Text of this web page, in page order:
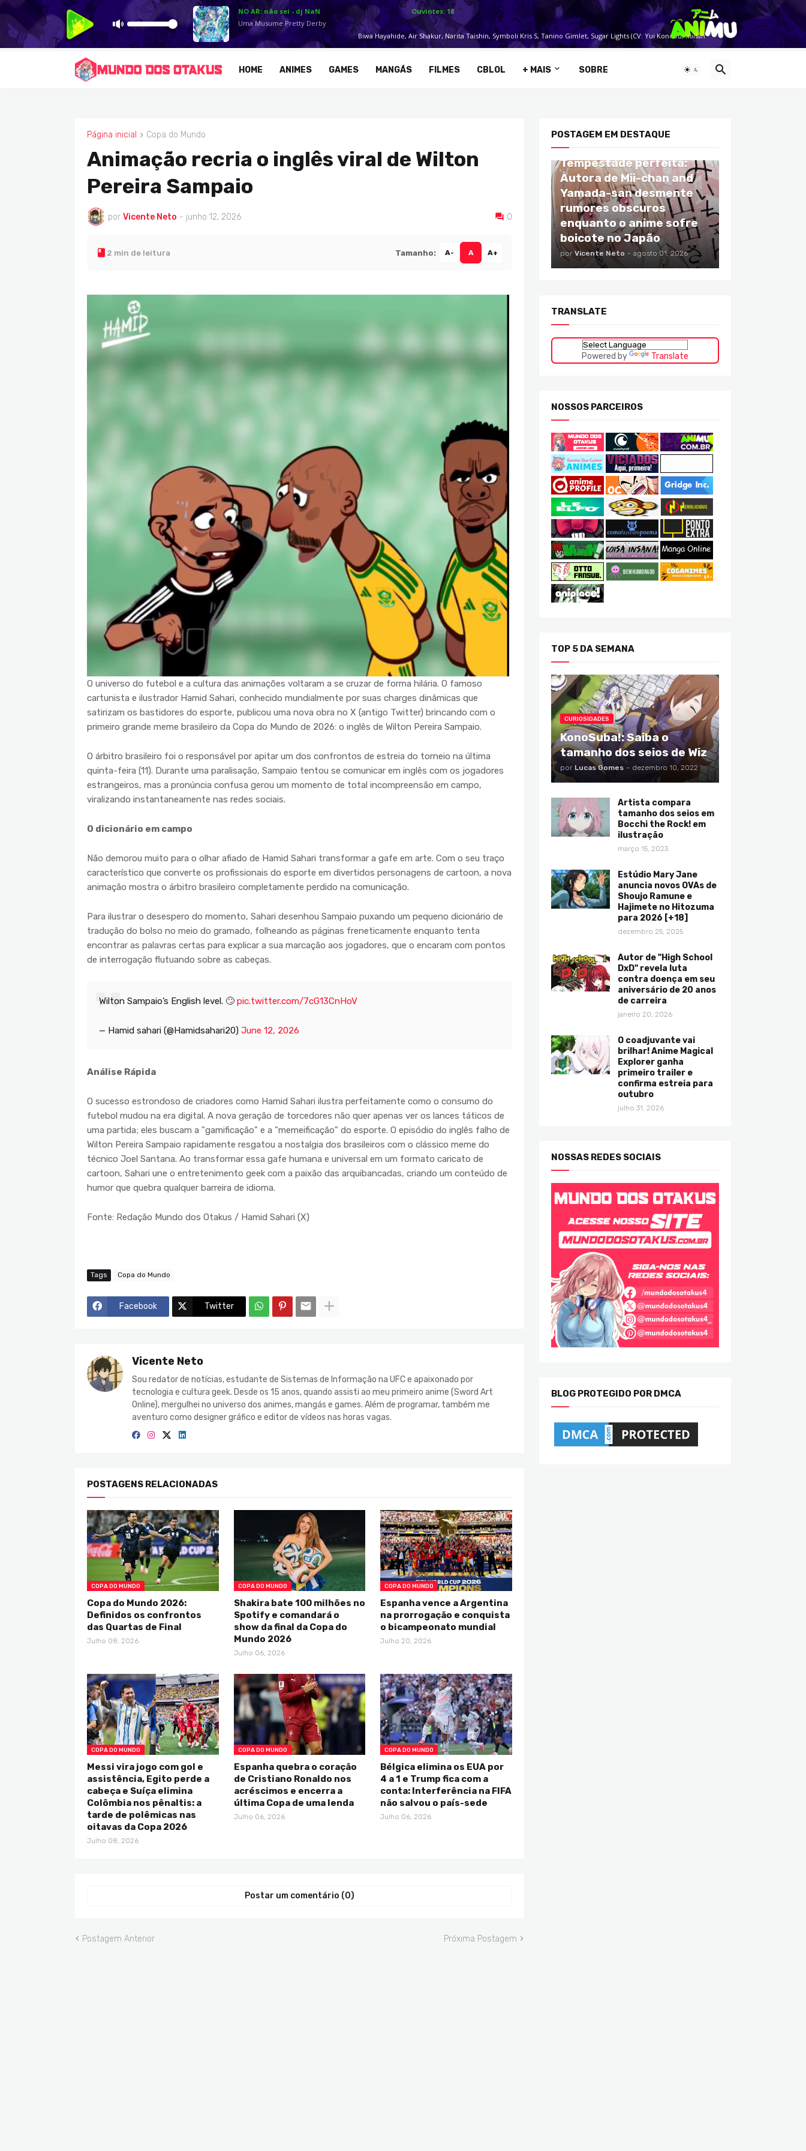
HOME ANIMES GAMES MANGÁS FILMES CBLOL + MAIS SOBRE
Página inicial Copa do Mundo
COPA DO MUNDO
Animação recria o inglês viral de Wilton
Pereira Sampaio
por Vicente Neto - junho 12, 2026 0
2 min de leitura Tamanho: A- A A+
O universo do futebol e a cultura das animações voltaram a se cruzar de forma hilária. O famoso
cartunista e ilustrador Hamid Sahari, conhecido mundialmente por suas charges dinâmicas que
satirizam os bastidores do esporte, publicou uma nova obra no X (antigo Twitter) brincando com o
primeiro grande meme brasileiro da Copa do Mundo de 2026: o inglês de Wilton Pereira Sampaio.
O árbitro brasileiro foi o responsável por apitar um dos confrontos de estreia do torneio na última
quinta-feira (11). Durante uma paralisação, Sampaio tentou se comunicar em inglês com os jogadores
estrangeiros, mas a pronúncia confusa gerou um momento de total incompreensão em campo,
viralizando instantaneamente nas redes sociais.
O dicionário em campo
Não demorou muito para o olhar afiado de Hamid Sahari transformar a gafe em arte. Com o seu traço
característico que converte os profissionais do esporte em divertidos personagens de cartoon, a nova
animação mostra o árbitro brasileiro completamente perdido na comunicação.
Para ilustrar o desespero do momento, Sahari desenhou Sampaio puxando um pequeno dicionário de
tradução do bolso no meio do gramado, folheando as páginas freneticamente enquanto tenta
encontrar as palavras certas para explicar a sua marcação aos jogadores, que o encaram com pontos
de interrogação flutuando sobre as cabeças.
Wilton Sampaio’s English level. 🙄 pic.twitter.com/7cG13CnHoV
— Hamid sahari (@Hamidsahari20) June 12, 2026
Análise Rápida
O sucesso estrondoso de criadores como Hamid Sahari ilustra perfeitamente como o consumo do
futebol mudou na era digital. A nova geração de torcedores não quer apenas ver os lances táticos de
uma partida; eles buscam a "gamificação" e a "memeificação" do esporte. O episódio do inglês falho de
Wilton Pereira Sampaio rapidamente resgatou a nostalgia dos brasileiros com o clássico meme do
técnico Joel Santana. Ao transformar essa gafe humana e universal em um formato caricato de
cartoon, Sahari une o entretenimento geek com a paixão das arquibancadas, criando um conteúdo de
humor que quebra qualquer barreira de idioma.
Fonte: Redação Mundo dos Otakus / Hamid Sahari (X)
Tags Copa do Mundo
Facebook Twitter
Vicente Neto
Sou redator de notícias, estudante de Sistemas de Informação na UFC e apaixonado por
tecnologia e cultura geek. Desde os 15 anos, quando assisti ao meu primeiro anime (Sword Art
Online), mergulhei no universo dos animes, mangás e games. Além de programar, também me
aventuro como designer gráfico e editor de vídeos nas horas vagas.
POSTAGENS RELACIONADAS
COPA DO MUNDO
Copa do Mundo 2026:
Definidos os confrontos
das Quartas de Final
Julho 08, 2026
COPA DO MUNDO
Shakira bate 100 milhões no
Spotify e comandará o
show da final da Copa do
Mundo 2026
Julho 06, 2026
COPA DO MUNDO
Espanha vence a Argentina
na prorrogação e conquista
o bicampeonato mundial
Julho 20, 2026
COPA DO MUNDO
Messi vira jogo com gol e
assistência, Egito perde a
cabeça e Suíça elimina
Colômbia nos pênaltis: a
tarde de polêmicas nas
oitavas da Copa 2026
Julho 08, 2026
COPA DO MUNDO
Espanha quebra o coração
de Cristiano Ronaldo nos
acréscimos e encerra a
última Copa de uma lenda
Julho 06, 2026
COPA DO MUNDO
Bélgica elimina os EUA por
4 a 1 e Trump fica com a
conta: Interferência na FIFA
não salvou o país-sede
Julho 06, 2026
Postar um comentário (0)
Postagem Anterior Próxima Postagem
POSTAGEM EM DESTAQUE
Tempestade perfeita:
Autora de Mii-chan and
Yamada-san desmente
rumores obscuros
enquanto o anime sofre
boicote no Japão
por Vicente Neto - agosto 01, 2026
TRANSLATE
Powered by Translate
NOSSOS PARCEIROS
TOP 5 DA SEMANA
CURIOSIDADES
KonoSuba!: Saiba o
tamanho dos seios de Wiz
por Lucas Gomes - dezembro 10, 2022
Artista compara
tamanho dos seios em
Bocchi the Rock! em
ilustração
março 15, 2023
Estúdio Mary Jane
anuncia novos OVAs de
Shoujo Ramune e
Hajimete no Hitozuma
para 2026 [+18]
dezembro 25, 2025
Autor de "High School
DxD" revela luta
contra doença em seu
aniversário de 20 anos
de carreira
janeiro 20, 2026
O coadjuvante vai
brilhar! Anime Magical
Explorer ganha
primeiro trailer e
confirma estreia para
outubro
julho 31, 2026
NOSSAS REDES SOCIAIS
BLOG PROTEGIDO POR DMCA